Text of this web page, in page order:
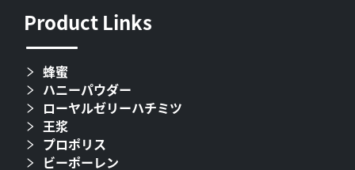
Product Links
蜂蜜
ハニーパウダー
ローヤルゼリーハチミツ
王浆
プロポリス
ビーポーレン